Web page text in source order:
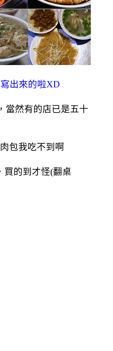
出來的啦XD
當然有的店已是五十
包我吃不到啊
買的到才怪(翻桌